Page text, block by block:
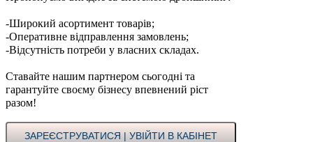
-Широкий асортимент товарів;
-Оперативне відправлення замовлень;
-Відсутність потреби у власних складах.
Ставайте нашим партнером сьогодні та
гарантуйте своєму бізнесу впевнений ріст
разом!
ЗАРЕЄСТРУВАТИСЯ | УВІЙТИ В КАБІНЕТ